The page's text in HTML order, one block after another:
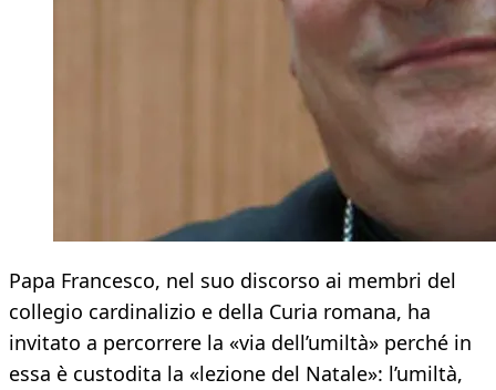
Papa Francesco, nel suo discorso ai membri del
collegio cardinalizio e della Curia romana, ha
invitato a percorrere la «via dell’umiltà» perché in
essa è custodita la «lezione del Natale»: l’umiltà,